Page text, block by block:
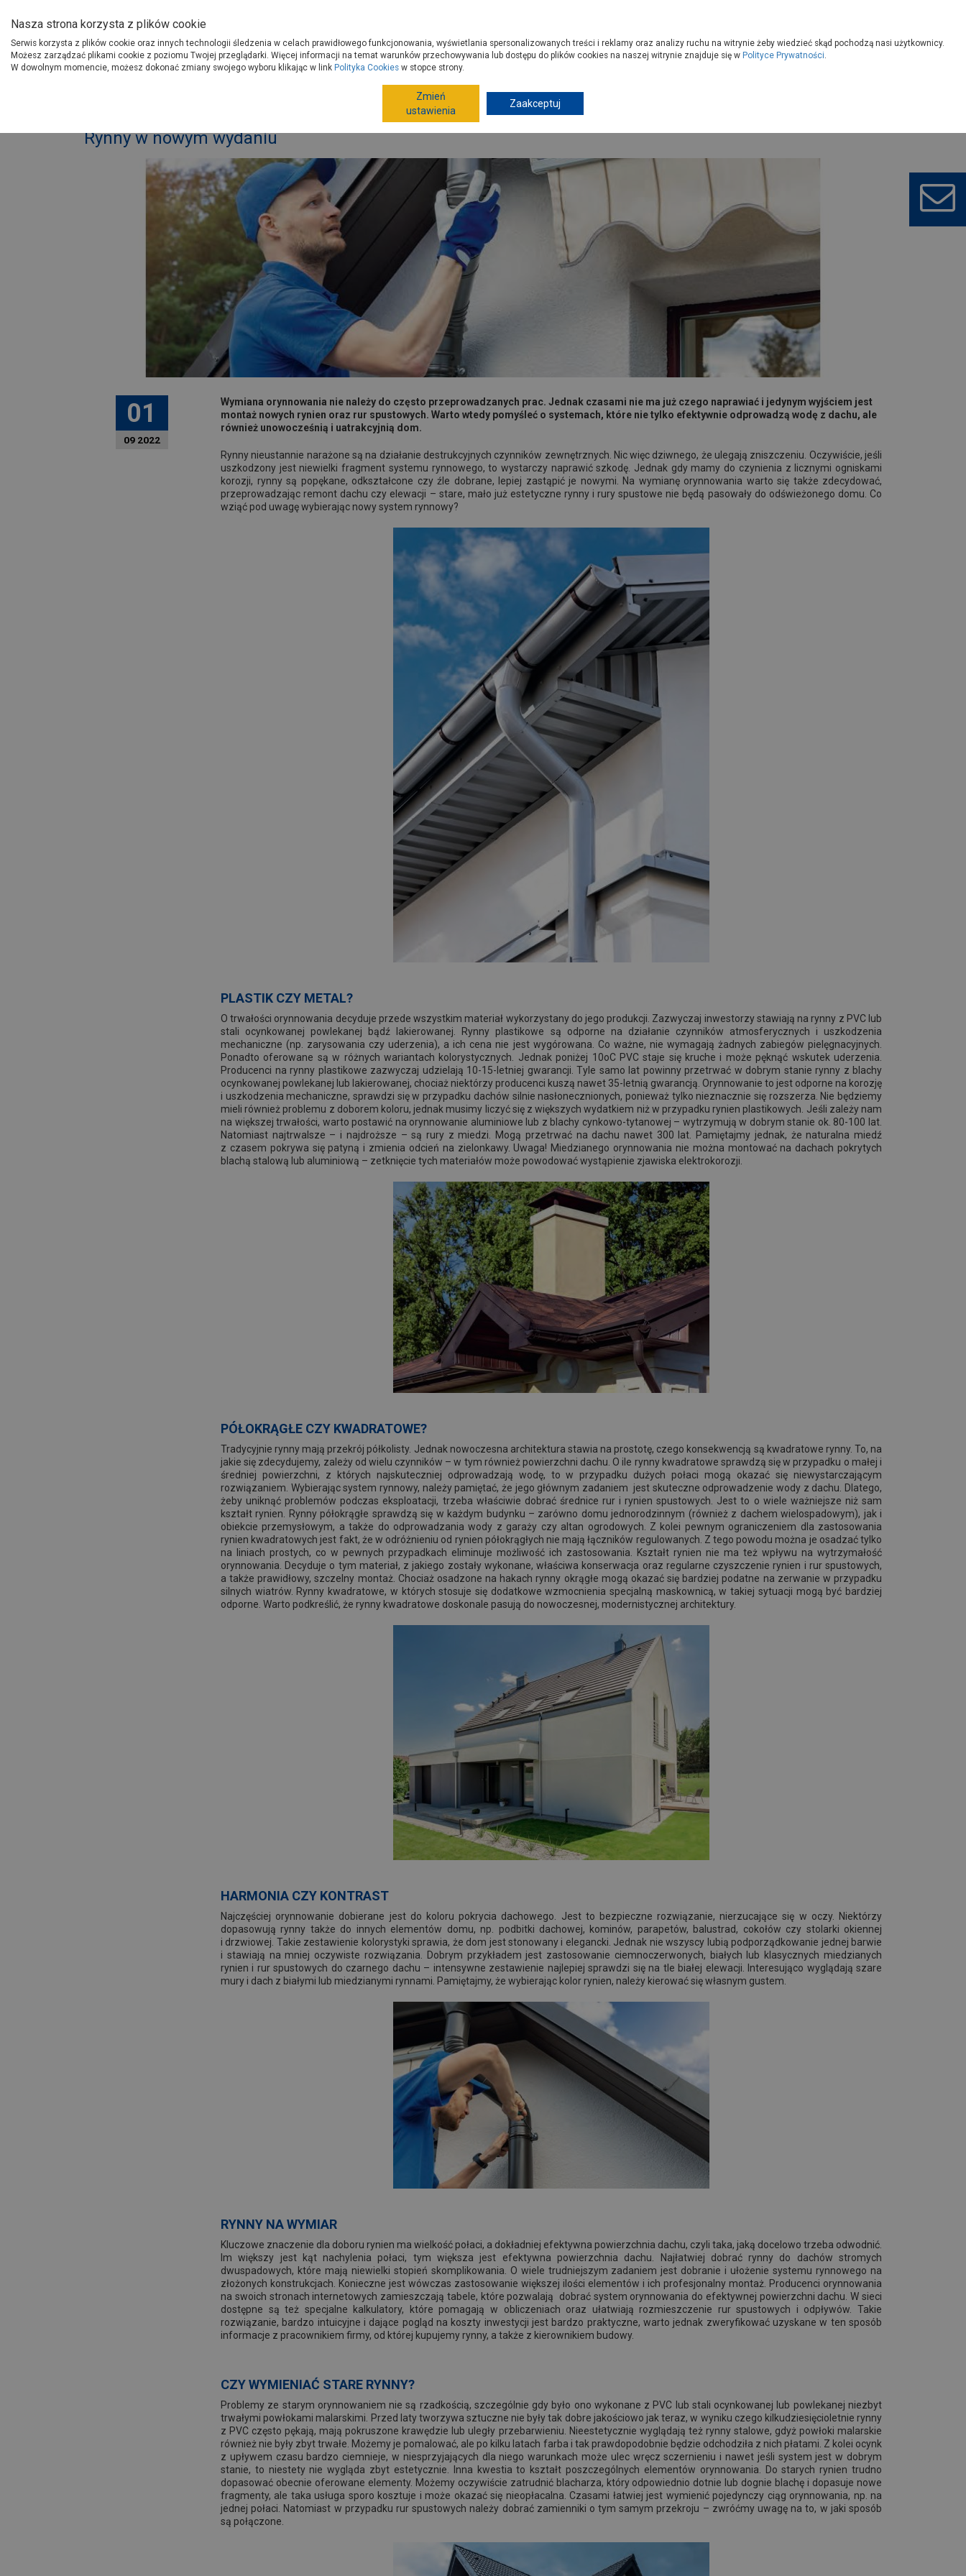
Produkty
O Grupie PSB
Gdzie kupisz Porady
Kanalizacja i odwodnienia Rynny w nowym wydaniu
Rynny w nowym wydaniu
01
09 2022
Wymiana orynnowania nie należy do często przeprowadzanych prac. Jednak czasami nie ma już czego naprawiać i jedynym wyjściem jest
montaż nowych rynien oraz rur spustowych. Warto wtedy pomyśleć o systemach, które nie tylko efektywnie odprowadzą wodę z dachu, ale
również unowocześnią i uatrakcyjnią dom.
Rynny nieustannie narażone są na działanie destrukcyjnych czynników zewnętrznych. Nic więc dziwnego, że ulegają zniszczeniu. Oczywiście, jeśli
uszkodzony jest niewielki fragment systemu rynnowego, to wystarczy naprawić szkodę. Jednak gdy mamy do czynienia z licznymi ogniskami
korozji, rynny są popękane, odkształcone czy źle dobrane, lepiej zastąpić je nowymi. Na wymianę orynnowania warto się także zdecydować,
przeprowadzając remont dachu czy elewacji – stare, mało już estetyczne rynny i rury spustowe nie będą pasowały do odświeżonego domu. Co
wziąć pod uwagę wybierając nowy system rynnowy?
PLASTIK CZY METAL?
O trwałości orynnowania decyduje przede wszystkim materiał wykorzystany do jego produkcji. Zazwyczaj inwestorzy stawiają na rynny z PVC lub
stali ocynkowanej powlekanej bądź lakierowanej. Rynny plastikowe są odporne na działanie czynników atmosferycznych i uszkodzenia
mechaniczne (np. zarysowania czy uderzenia), a ich cena nie jest wygórowana. Co ważne, nie wymagają żadnych zabiegów pielęgnacyjnych.
Ponadto oferowane są w różnych wariantach kolorystycznych. Jednak poniżej 10oC PVC staje się kruche i może pęknąć wskutek uderzenia.
Producenci na rynny plastikowe zazwyczaj udzielają 10-15-letniej gwarancji. Tyle samo lat powinny przetrwać w dobrym stanie rynny z blachy
ocynkowanej powlekanej lub lakierowanej, chociaż niektórzy producenci kuszą nawet 35-letnią gwarancją. Orynnowanie to jest odporne na korozję
i uszkodzenia mechaniczne, sprawdzi się w przypadku dachów silnie nasłonecznionych, ponieważ tylko nieznacznie się rozszerza. Nie będziemy
mieli również problemu z doborem koloru, jednak musimy liczyć się z większych wydatkiem niż w przypadku rynien plastikowych. Jeśli zależy nam
na większej trwałości, warto postawić na orynnowanie aluminiowe lub z blachy cynkowo-tytanowej – wytrzymują w dobrym stanie ok. 80-100 lat.
Natomiast najtrwalsze – i najdroższe – są rury z miedzi. Mogą przetrwać na dachu nawet 300 lat. Pamiętajmy jednak, że naturalna miedź
z czasem pokrywa się patyną i zmienia odcień na zielonkawy. Uwaga! Miedzianego orynnowania nie można montować na dachach pokrytych
blachą stalową lub aluminiową – zetknięcie tych materiałów może powodować wystąpienie zjawiska elektrokorozji.
PÓŁOKRĄGŁE CZY KWADRATOWE?
Tradycyjnie rynny mają przekrój półkolisty. Jednak nowoczesna architektura stawia na prostotę, czego konsekwencją są kwadratowe rynny. To, na
jakie się zdecydujemy, zależy od wielu czynników – w tym również powierzchni dachu. O ile rynny kwadratowe sprawdzą się w przypadku o małej i
średniej powierzchni, z których najskuteczniej odprowadzają wodę, to w przypadku dużych połaci mogą okazać się niewystarczającym
rozwiązaniem. Wybierając system rynnowy, należy pamiętać, że jego głównym zadaniem jest skuteczne odprowadzenie wody z dachu. Dlatego,
żeby uniknąć problemów podczas eksploatacji, trzeba właściwie dobrać średnice rur i rynien spustowych. Jest to o wiele ważniejsze niż sam
kształt rynien. Rynny półokrągłe sprawdzą się w każdym budynku – zarówno domu jednorodzinnym (również z dachem wielospadowym), jak i
obiekcie przemysłowym, a także do odprowadzania wody z garaży czy altan ogrodowych. Z kolei pewnym ograniczeniem dla zastosowania
rynien kwadratowych jest fakt, że w odróżnieniu od rynien półokrągłych nie mają łączników regulowanych. Z tego powodu można je osadzać tylko
na liniach prostych, co w pewnych przypadkach eliminuje możliwość ich zastosowania. Kształt rynien nie ma też wpływu na wytrzymałość
orynnowania. Decyduje o tym materiał, z jakiego zostały wykonane, właściwa konserwacja oraz regularne czyszczenie rynien i rur spustowych,
a także prawidłowy, szczelny montaż. Chociaż osadzone na hakach rynny okrągłe mogą okazać się bardziej podatne na zerwanie w przypadku
silnych wiatrów. Rynny kwadratowe, w których stosuje się dodatkowe wzmocnienia specjalną maskownicą, w takiej sytuacji mogą być bardziej
odporne. Warto podkreślić, że rynny kwadratowe doskonale pasują do nowoczesnej, modernistycznej architektury.
HARMONIA CZY KONTRAST
Najczęściej orynnowanie dobierane jest do koloru pokrycia dachowego. Jest to bezpieczne rozwiązanie, nierzucające się w oczy. Niektórzy
dopasowują rynny także do innych elementów domu, np. podbitki dachowej, kominów, parapetów, balustrad, cokołów czy stolarki okiennej
i drzwiowej. Takie zestawienie kolorystyki sprawia, że dom jest stonowany i elegancki. Jednak nie wszyscy lubią podporządkowanie jednej barwie
i stawiają na mniej oczywiste rozwiązania. Dobrym przykładem jest zastosowanie ciemnoczerwonych, białych lub klasycznych miedzianych
rynien i rur spustowych do czarnego dachu – intensywne zestawienie najlepiej sprawdzi się na tle białej elewacji. Interesująco wyglądają szare
mury i dach z białymi lub miedzianymi rynnami. Pamiętajmy, że wybierając kolor rynien, należy kierować się własnym gustem.
RYNNY NA WYMIAR
Kluczowe znaczenie dla doboru rynien ma wielkość połaci, a dokładniej efektywna powierzchnia dachu, czyli taka, jaką docelowo trzeba odwodnić.
Im większy jest kąt nachylenia połaci, tym większa jest efektywna powierzchnia dachu. Najłatwiej dobrać rynny do dachów stromych
dwuspadowych, które mają niewielki stopień skomplikowania. O wiele trudniejszym zadaniem jest dobranie i ułożenie systemu rynnowego na
złożonych konstrukcjach. Konieczne jest wówczas zastosowanie większej ilości elementów i ich profesjonalny montaż. Producenci orynnowania
na swoich stronach internetowych zamieszczają tabele, które pozwalają dobrać system orynnowania do efektywnej powierzchni dachu. W sieci
dostępne są też specjalne kalkulatory, które pomagają w obliczeniach oraz ułatwiają rozmieszczenie rur spustowych i odpływów. Takie
rozwiązanie, bardzo intuicyjne i dające pogląd na koszty inwestycji jest bardzo praktyczne, warto jednak zweryfikować uzyskane w ten sposób
informacje z pracownikiem firmy, od której kupujemy rynny, a także z kierownikiem budowy.
CZY WYMIENIAĆ STARE RYNNY?
Problemy ze starym orynnowaniem nie są rzadkością, szczególnie gdy było ono wykonane z PVC lub stali ocynkowanej lub powlekanej niezbyt
trwałymi powłokami malarskimi. Przed laty tworzywa sztuczne nie były tak dobre jakościowo jak teraz, w wyniku czego kilkudziesięcioletnie rynny
z PVC często pękają, mają pokruszone krawędzie lub uległy przebarwieniu. Nieestetycznie wyglądają też rynny stalowe, gdyż powłoki malarskie
również nie były zbyt trwałe. Możemy je pomalować, ale po kilku latach farba i tak prawdopodobnie będzie odchodziła z nich płatami. Z kolei ocynk
z upływem czasu bardzo ciemnieje, w niesprzyjających dla niego warunkach może ulec wręcz sczernieniu i nawet jeśli system jest w dobrym
stanie, to niestety nie wygląda zbyt estetycznie. Inna kwestia to kształt poszczególnych elementów orynnowania. Do starych rynien trudno
dopasować obecnie oferowane elementy. Możemy oczywiście zatrudnić blacharza, który odpowiednio dotnie lub dognie blachę i dopasuje nowe
fragmenty, ale taka usługa sporo kosztuje i może okazać się nieopłacalna. Czasami łatwiej jest wymienić pojedynczy ciąg orynnowania, np. na
jednej połaci. Natomiast w przypadku rur spustowych należy dobrać zamienniki o tym samym przekroju – zwróćmy uwagę na to, w jaki sposób
są połączone.
Nasza strona korzysta z plików cookie
Serwis korzysta z plików cookie oraz innych technologii śledzenia w celach prawidłowego funkcjonowania, wyświetlania spersonalizowanych treści i reklamy oraz analizy ruchu na witrynie żeby wiedzieć skąd pochodzą nasi użytkownicy.
Możesz zarządzać plikami cookie z poziomu Twojej przeglądarki. Więcej informacji na temat warunków przechowywania lub dostępu do plików cookies na naszej witrynie znajduje się w Polityce Prywatności.
W dowolnym momencie, możesz dokonać zmiany swojego wyboru klikając w link Polityka Cookies w stopce strony.
Zmień
ustawienia
Zaakceptuj